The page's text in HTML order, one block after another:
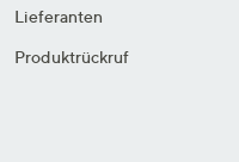
Lieferanten
Produktrückruf